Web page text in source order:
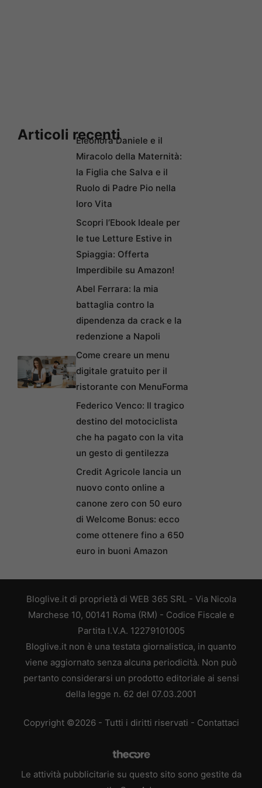
Articoli recentiEleonora Daniele e il
Miracolo della Maternità:
la Figlia che Salva e il
Ruolo di Padre Pio nella
loro Vita
Scopri l’Ebook Ideale per
le tue Letture Estive in
Spiaggia: Offerta
Imperdibile su Amazon!
Abel Ferrara: la mia
battaglia contro la
dipendenza da crack e la
redenzione a Napoli
Come creare un menu
digitale gratuito per il
ristorante con MenuForma
Federico Venco: Il tragico
destino del motociclista
che ha pagato con la vita
un gesto di gentilezza
Credit Agricole lancia un
nuovo conto online a
canone zero con 50 euro
di Welcome Bonus: ecco
come ottenere fino a 650
euro in buoni Amazon
Bloglive.it di proprietà di WEB 365 SRL - Via Nicola
Marchese 10, 00141 Roma (RM) - Codice Fiscale e
Partita I.V.A. 12279101005
Bloglive.it non è una testata giornalistica, in quanto
viene aggiornato senza alcuna periodicità. Non può
pertanto considerarsi un prodotto editoriale ai sensi
della legge n. 62 del 07.03.2001
Copyright ©2026 - Tutti i diritti riservati - Contattaci
Le attività pubblicitarie su questo sito sono gestite da